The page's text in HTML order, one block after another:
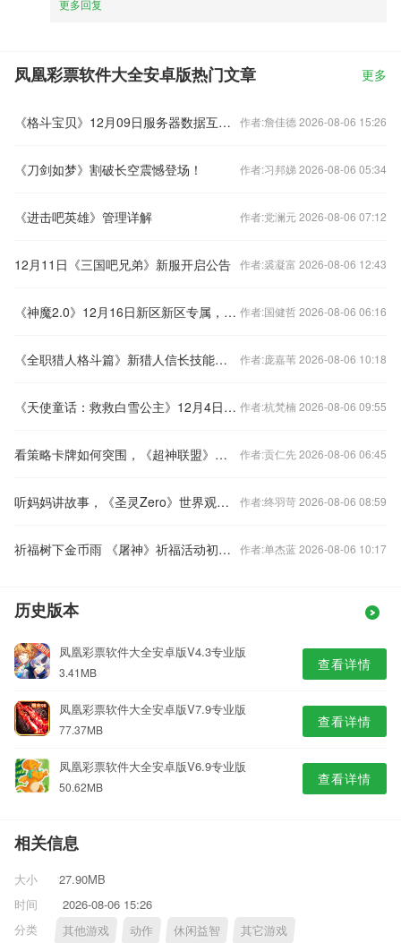
更多回复
凤凰彩票软件大全安卓版热门文章 更多
《格斗宝贝》12月09日服务器数据互通公告 作者:詹佳德 2026-08-06 15:26
《刀剑如梦》割破长空震憾登场！ 作者:习邦娣 2026-08-06 05:34
《进击吧英雄》管理详解 作者:党澜元 2026-08-06 07:12
12月11日《三国吧兄弟》新服开启公告 作者:裘凝富 2026-08-06 12:43
《神魔2.0》12月16日新区新区专属，成长礼包 作者:国健哲 2026-08-06 06:16
《全职猎人格斗篇》新猎人信长技能大曝光！ 作者:庞嘉苇 2026-08-06 10:18
《天使童话：救救白雪公主》12月4日开服公告 作者:杭梵楠 2026-08-06 09:55
看策略卡牌如何突围，《超神联盟》多元素的糅合 作者:贡仁先 2026-08-06 06:45
听妈妈讲故事，《圣灵Zero》世界观背景详解 作者:终羽苛 2026-08-06 08:59
祈福树下金币雨 《屠神》祈福活动初曝光 作者:单杰蓝 2026-08-06 10:17
历史版本
凤凰彩票软件大全安卓版V4.3专业版
3.41MB 查看详情
凤凰彩票软件大全安卓版V7.9专业版
77.37MB 查看详情
凤凰彩票软件大全安卓版V6.9专业版
50.62MB 查看详情
相关信息
大小
27.90MB
时间
2026-08-06 15:26
分类
其他游戏 动作 休闲益智 其它游戏